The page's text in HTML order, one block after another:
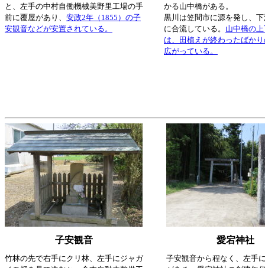
と、左手の中村自働機械美野里工場の手
前に覆屋があり、 安政2年（1855）の子
安観音などが安置されている。
かる山中橋がある。
黒川は笠間市に源を発し、
に合流している。 山中橋の
は、田植えが終わったばか
広がっている。
子安観音 愛宕神社
竹林の先で右手にクリ林、左手にジャガ
子安観音から程なく、左手